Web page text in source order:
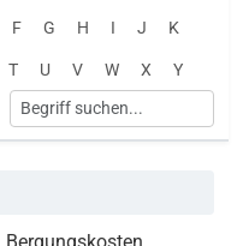
F G H I J K
T U V W X
Y